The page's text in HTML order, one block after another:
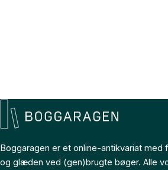
Boggaragen er et online-antikvariat
og glæden ved (gen)brugte bøger. Alle